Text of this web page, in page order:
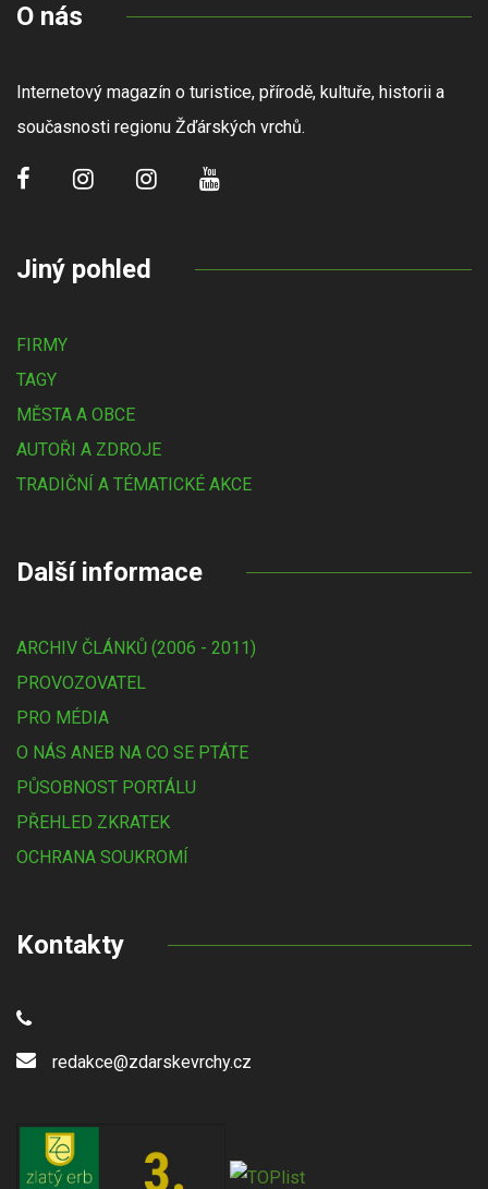
O nás
Internetový magazín o turistice, přírodě, kultuře, historii a
současnosti regionu Žďárských vrchů.
Jiný pohled
FIRMY
TAGY
MĚSTA A OBCE
AUTOŘI A ZDROJE
TRADIČNÍ A TÉMATICKÉ AKCE
Další informace
ARCHIV ČLÁNKŮ (2006 - 2011)
PROVOZOVATEL
PRO MÉDIA
O NÁS ANEB NA CO SE PTÁTE
PŮSOBNOST PORTÁLU
PŘEHLED ZKRATEK
OCHRANA SOUKROMÍ
Kontakty
redakce@zdarskevrchy.cz